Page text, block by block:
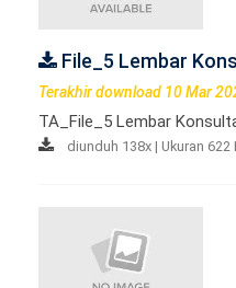
File_5 Lembar
Terakhir download 10 Mar
TA_File_5 Lembar
diunduh 138x | Ukuran 622